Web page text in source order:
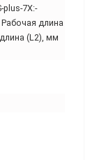
plus-7X:-
длина
(L2), мм